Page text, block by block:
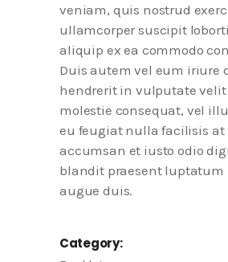
veniam, quis nostrud
ullamcorper suscipit
aliquip ex ea commodo
Duis autem vel eum iriure
hendrerit in vulputate velit
molestie consequat, vel
eu feugiat nulla facilisis at
accumsan et iusto odio
blandit praesent luptatum
augue duis.
Category: